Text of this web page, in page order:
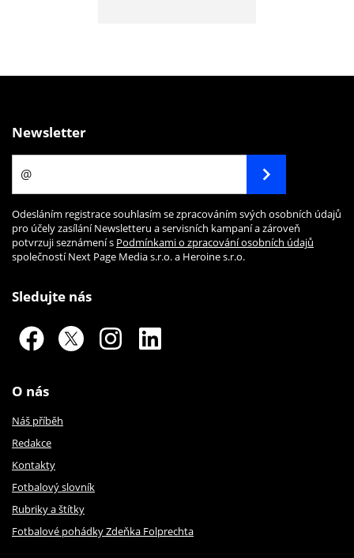
Newsletter
Odesláním registrace souhlasím se zpracováním svých osobních údajů
pro účely zasílání Newsletteru a servisních kampaní a zároveň
potvrzuji seznámení s Podmínkami o zpracování osobních údajů
společností Next Page Media s.r.o. a Heroine s.r.o.
Sledujte nás
O nás
Náš příběh
Redakce
Kontakty
Fotbalový slovník
Rubriky a štítky
Fotbalové pohádky Zdeňka Folprechta